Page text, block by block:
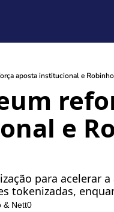
aposta institucional e
e
para acelerar
tokenizadas,
& Nett0